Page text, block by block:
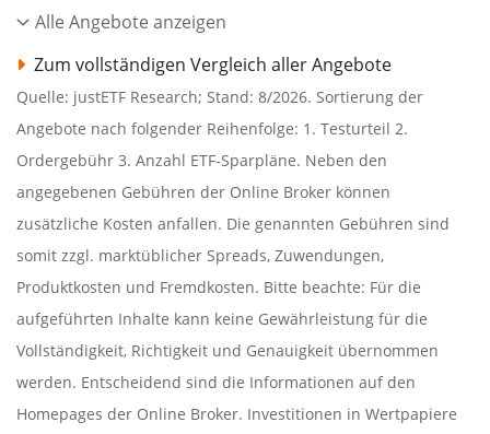
Alle Angebote anzeigen
Zum vollständigen Vergleich aller Angebote
Quelle: justETF Research; Stand: 8/2026. Sortierung der
Angebote nach folgender Reihenfolge: 1. Testurteil 2.
Ordergebühr 3. Anzahl ETF-Sparpläne. Neben den
angegebenen Gebühren der Online Broker können
zusätzliche Kosten anfallen. Die genannten Gebühren sind
somit zzgl. marktüblicher Spreads, Zuwendungen,
Produktkosten und Fremdkosten. Bitte beachte: Für die
aufgeführten Inhalte kann keine Gewährleistung für die
Vollständigkeit, Richtigkeit und Genauigkeit übernommen
werden. Entscheidend sind die Informationen auf den
Homepages der Online Broker. Investitionen in Wertpapiere